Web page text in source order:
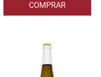
COMPRAR